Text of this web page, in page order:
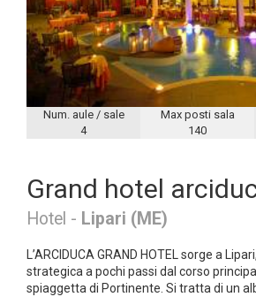
Num. aule / sale
4
Max posti sala
140
Grand hotel
Hotel - Lipari (ME)
L’ARCIDUCA GRAND HOTEL sorge a
strategica a pochi passi dal corso
spiaggetta di Portinente. Si tratta di un